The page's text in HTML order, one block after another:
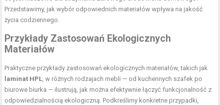
Przedstawimy, jak wybór odpowiednich materiałów wpływa na jakość
życia codziennego.
Przykłady Zastosowań Ekologicznych
Materiałów
Praktyczne przykłady zastosowań ekologicznych materiałów, takich jak
laminat HPL, w różnych rodzajach mebli — od kuchennych szafek po
biurowe biurka — ilustrują, jak można efektywnie łączyć funkcjonalność z
odpowiedzialnością ekologiczną. Podkreślimy konkretne przypadki,